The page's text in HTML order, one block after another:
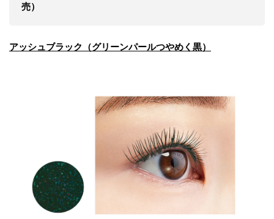
売）
アッシュブラック （グリーンパールつやめく 黒）